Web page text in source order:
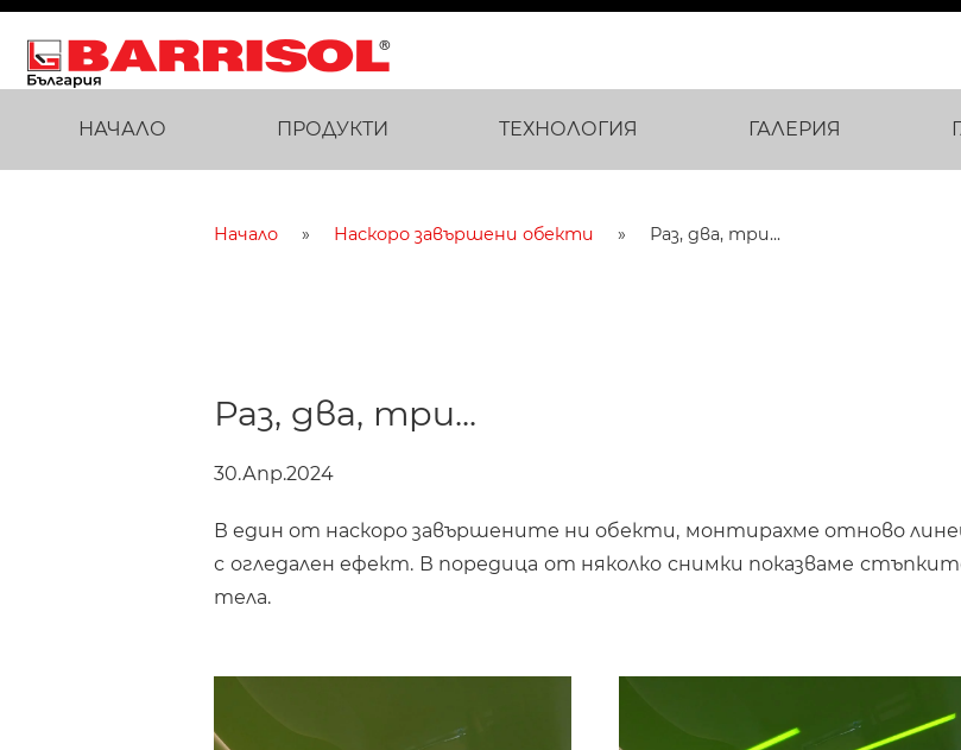
НАЧАЛО ПРОДУКТИ ТЕХНОЛОГИЯ ГАЛЕРИЯ
Начало Наскоро завършени обекти Раз, два, три...
Раз, два, три...
30.Апр.2024
В един от наскоро завършените ни обекти, монтирахме отново
с огледален ефект. В поредица от няколко снимки показваме
тела.